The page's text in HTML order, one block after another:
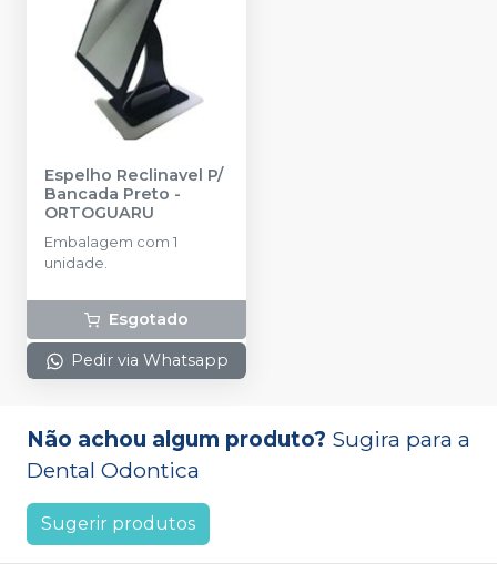
Espelho Reclinavel P/
Bancada Preto -
ORTOGUARU
Embalagem com 1
unidade.
Esgotado
Pedir via Whatsapp
Não achou algum produto? Sugira para a
Dental Odontica
Sugerir produtos